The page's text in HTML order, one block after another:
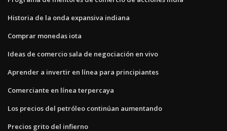
Historia de la onda expansiva indiana
Comprar monedas iota
Ideas de comercio sala de negociación en vivo
Aprender a invertir en línea para principiantes
Comerciante en línea terpercaya
Los precios del petróleo continúan aumentando
Precios grito del infierno